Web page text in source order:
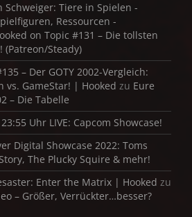
Schweiger: Tiere in Spielen -
Ressourcen -
on Topic #131 – Die tollsten
(Patreon/Steady)
– Der GOTY 2002-Vergleich:
vs. GameStar! | Hooked zu Eure
– Die Tabelle
Uhr LIVE: Capcom Showcase!
Digital Showcase 2022: Toms
The Plucky Squire & mehr!
Enter the Matrix | Hooked zu
– Größer, Verrückter…besser?